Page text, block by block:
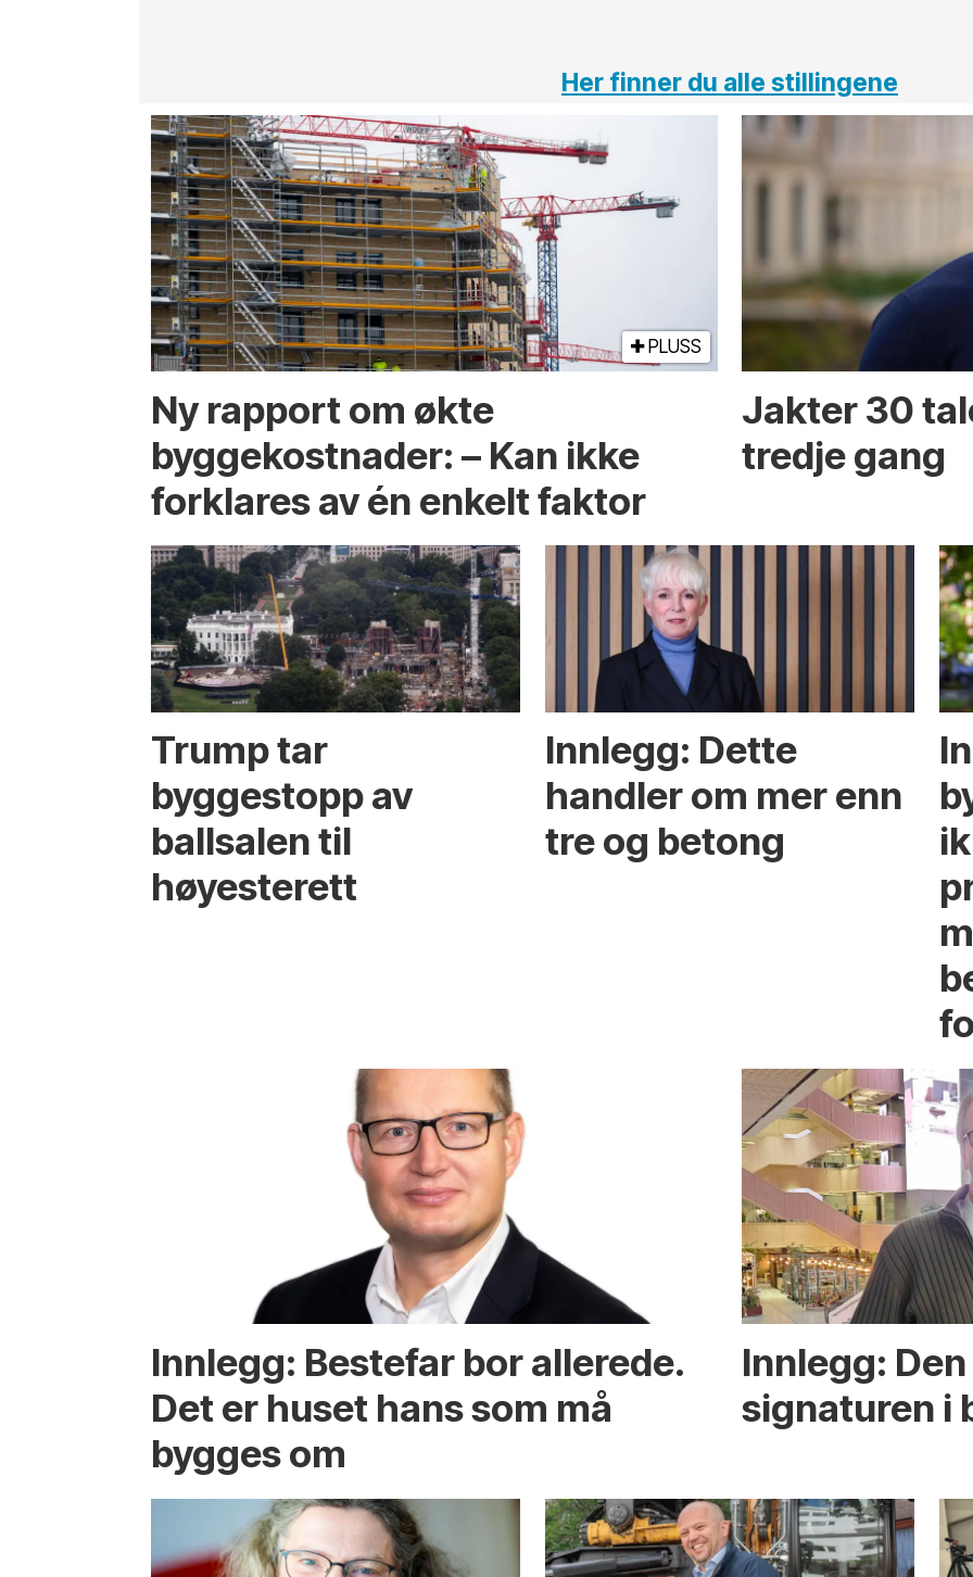
Her finner du alle stillingene
PLUSS
Ny rapport om økte
byggekostnader: – Kan ikke
forklares av én enkelt faktor
Jakter 30
tredje gang
Trump tar
byggestopp av
ballsalen til
høyesterett
Innlegg: Dette
handler om mer enn
tre og betong
Innlegg: Bestefar bor allerede.
Det er huset hans som må
bygges om
Innlegg:
signaturen i